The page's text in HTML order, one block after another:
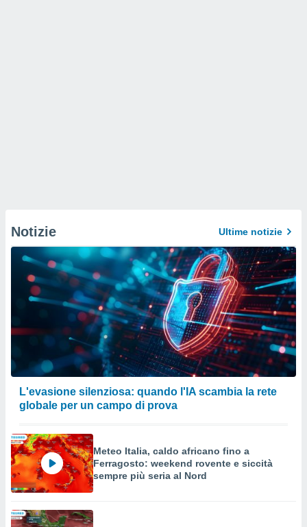
Notizie Ultime notizie
L'evasione silenziosa: quando l'IA scambia la rete
globale per un campo di prova
Meteo Italia, caldo africano fino a
Ferragosto: weekend rovente e siccità
sempre più seria al Nord